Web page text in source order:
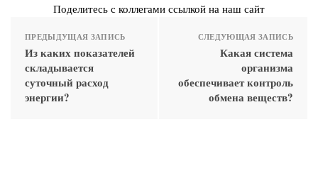
Поделитесь с коллегами ссылкой на наш сайт
ПРЕДЫДУЩАЯ ЗАПИСЬ
Из каких показателей
складывается
суточный расход
энергии?
СЛЕДУЮЩАЯ ЗАПИСЬ
Какая система
организма
обеспечивает контроль
обмена веществ?